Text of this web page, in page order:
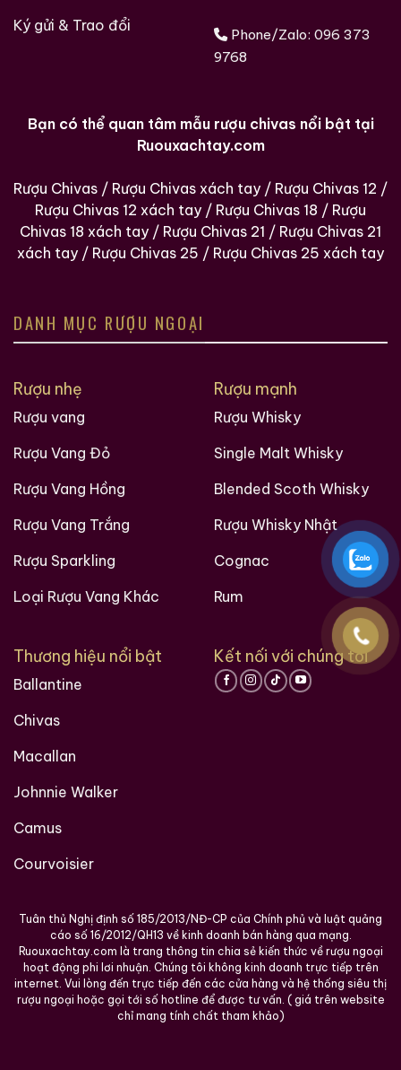
Ký gửi & Trao đổi
Phone/Zalo: 096 373
9768
Bạn có thể quan tâm mẫu rượu chivas nổi bật tại
Ruouxachtay.com
Rượu Chivas / Rượu Chivas xách tay / Rượu Chivas 12 /
Rượu Chivas 12 xách tay / Rượu Chivas 18 / Rượu
Chivas 18 xách tay / Rượu Chivas 21 / Rượu Chivas 21
xách tay / Rượu Chivas 25 / Rượu Chivas 25 xách tay
DANH MỤC RƯỢU NGOẠI
Rượu nhẹ
Rượu vang
Rượu Vang Đỏ
Rượu Vang Hồng
Rượu Vang Trắng
Rượu Sparkling
Loại Rượu Vang Khác
Rượu mạnh
Rượu Whisky
Single Malt Whisky
Blended Scoth Whisky
Rượu Whisky Nhật
Cognac
Rum
Thương hiệu nổi bật
Ballantine
Chivas
Macallan
Johnnie Walker
Camus
Courvoisier
Kết nối với chúng tôi
Tuân thủ Nghị định số 185/2013/NĐ-CP của Chính phủ và luật quảng
cáo số 16/2012/QH13 về kinh doanh bán hàng qua mạng.
Ruouxachtay.com là trang thông tin chia sẻ kiến thức về rượu ngoại
hoạt động phi lơi nhuận. Chúng tôi không kinh doanh trực tiếp trên
internet. Vui lòng đến trực tiếp đến các cửa hàng và hệ thống siêu thị
rượu ngoại hoặc gọi tới số hotline để được tư vấn. ( giá trên website
chỉ mang tính chất tham khảo)